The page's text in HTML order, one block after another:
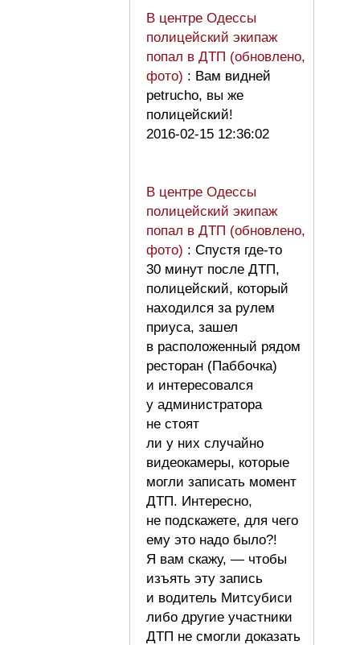
В центре Одессы
полицейский экипаж
попал в ДТП (обновлено,
фото) : Вам видней
petrucho, вы же
полицейский!
2016-02-15 12:36:02
В центре Одессы
полицейский экипаж
попал в ДТП (обновлено,
фото) : Спустя где-то
30 минут после ДТП,
полицейский, который
находился за рулем
приуса, зашел
в расположенный рядом
ресторан (Паббочка)
и интересовался
у администратора
не стоят
ли у них случайно
видеокамеры, которые
могли записать момент
ДТП. Интересно,
не подскажете, для чего
ему это надо было?!
Я вам скажу, — чтобы
изъять эту запись
и водитель Митсубиси
либо другие участники
ДТП не смогли доказать